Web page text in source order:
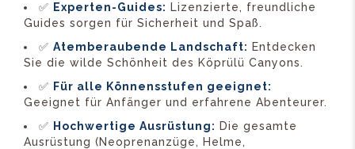
✅ Experten-Guides: Lizenzierte, freundliche
Guides sorgen für Sicherheit und Spaß.
✅ Atemberaubende Landschaft: Entdecken
Sie die wilde Schönheit des Köprülü Canyons.
✅ Für alle Könnensstufen geeignet:
Geeignet für Anfänger und erfahrene Abenteurer.
✅ Hochwertige Ausrüstung: Die gesamte
Ausrüstung (Neoprenanzüge, Helme,